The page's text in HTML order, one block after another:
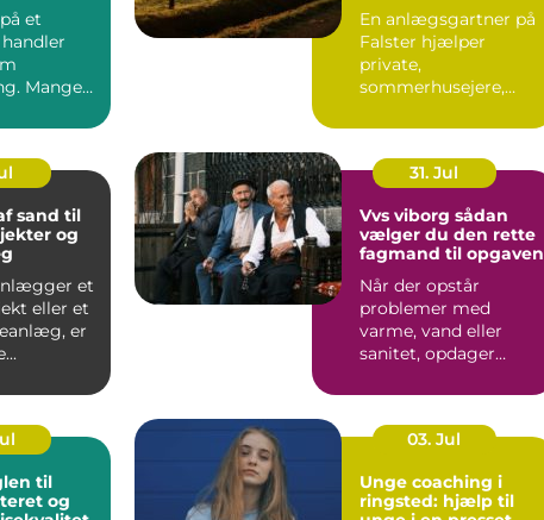
et
Mange
et fr...
En anlægsgartner på
Falster hjælper
private,
sommerhusejere,
offentlige
institutione...
sand til
og
et
eller et
er
31. Jul
Vvs viborg sådan
vælger du den rette
fagmand til opgaven
Når der opstår
problemer med
varme, vand eller
sanitet, opdager
afhængige vi er af...
og
03. Jul
Unge coaching i
ringsted: hjælp til